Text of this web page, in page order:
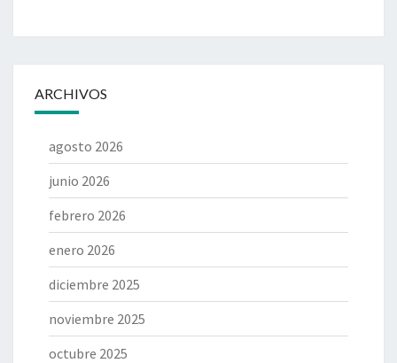
ARCHIVOS
agosto 2026
junio 2026
febrero 2026
enero 2026
diciembre 2025
noviembre 2025
octubre 2025